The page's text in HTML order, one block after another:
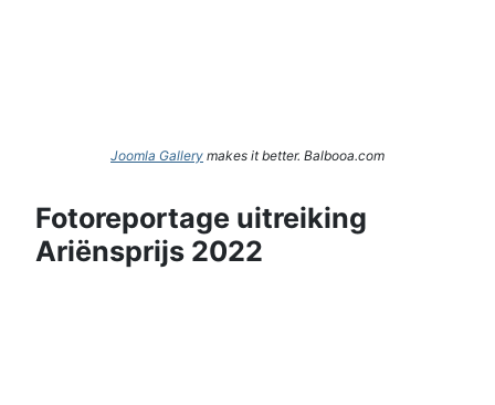
Joomla Gallery makes it better. Balbooa.com
Fotoreportage uitreiking
Ariënsprijs 2022